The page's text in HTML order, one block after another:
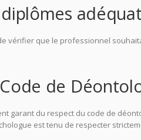
vérifier que le professionnel
de
garant du respect du code de
est tenu de respecter